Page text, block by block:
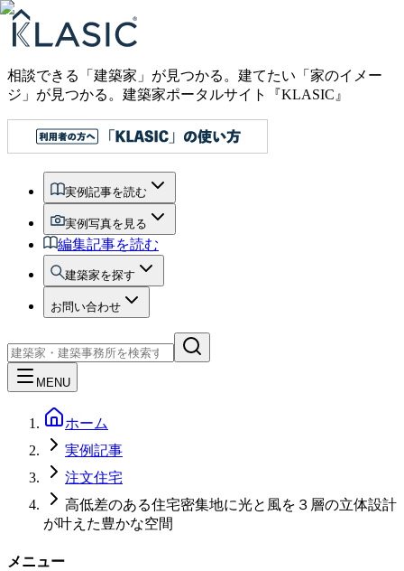
相談できる「建築家」が見つかる。建てたい「家のイメー
ジ」が見つかる。 建築家ポータルサイト『KLASIC』
実例記事を読む
実例写真を見る
編集記事を読む
建築家を探す
お問い合わせ
MENU
ホーム
実例記事
注文住宅
高低差のある住宅密集地に光と風を３層の立体設計
が叶えた豊かな空間
メニュー